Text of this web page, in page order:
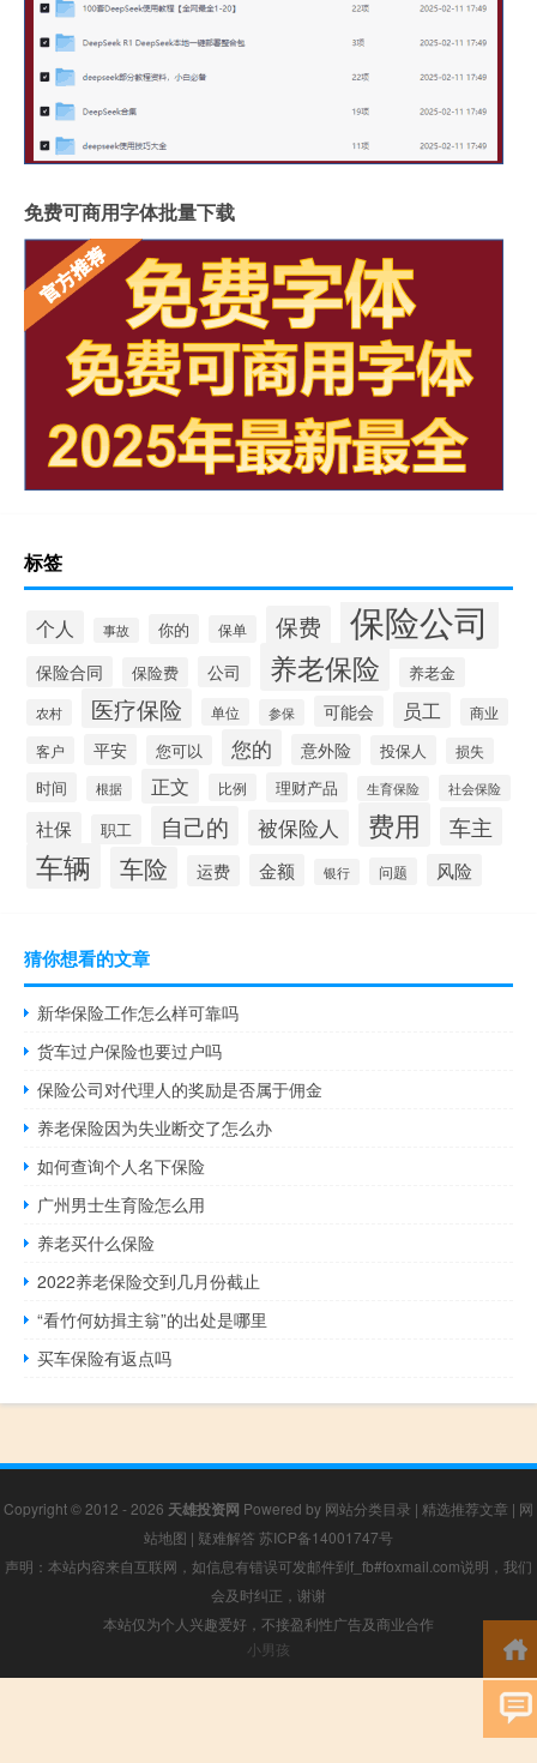
免费可商用字体批量下载
标签
个人 事故 你的 保单 保费 保险公司
保险合同 保险费 公司 养老保险 养老金
农村 医疗保险 单位 参保 可能会 员工
商业
客户
平安 您可以 您的 意外险 投保人 损失
时间 根据 正文 比例 理财产品 生育保险 社会保险
社保 职工 自己的 被保险人 费用 车主
车辆 车险 运费 金额 银行 问题 风险
猜你想看的文章
新华保险工作怎么样可靠吗
货车过户保险也要过户吗
保险公司对代理人的奖励是否属于佣金
养老保险因为失业断交了怎么办
如何查询个人名下保险
广州男士生育险怎么用
养老买什么保险
2022养老保险交到几月份截止
“看竹何妨揖主翁”的出处是哪里
买车保险有返点吗
Copyright © 2012 - 2026 天雄投资网 Powered by 网站分类目录 | 精选推荐文章 | 网
站地图 | 疑难解答 苏ICP备14001747号
声明：本站内容来自互联网，如信息有错误可发邮件到f_fb#foxmail.com说明，我们
会及时纠正，谢谢
本站仅为个人兴趣爱好，不接盈利性广告及商业合作
小男孩